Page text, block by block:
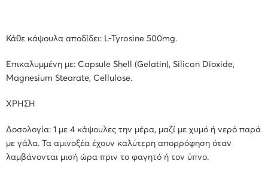
Κάθε κάψουλα αποδίδει: L-Tyrosine 500mg.
Επικαλυμμένη με: Capsule Shell (Gelatin), Silicon Dioxide,
Magnesium Stearate, Cellulose.
ΧΡΗΣΗ
Δοσολογία: 1 με 4 κάψουλες την μέρα, μαζί με χυμό ή νερό παρά
με γάλα. Τα αμινοξέα έχουν καλύτερη απορρόφηση όταν
λαμβάνονται μισή ώρα πριν το φαγητό ή τον ύπνο.